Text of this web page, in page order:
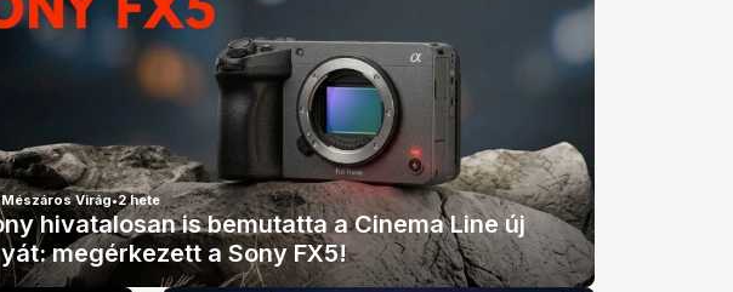
hivatalosan is bemutatta a Cinema Line új
megérkezett a Sony FX5!
Virág•2 hete